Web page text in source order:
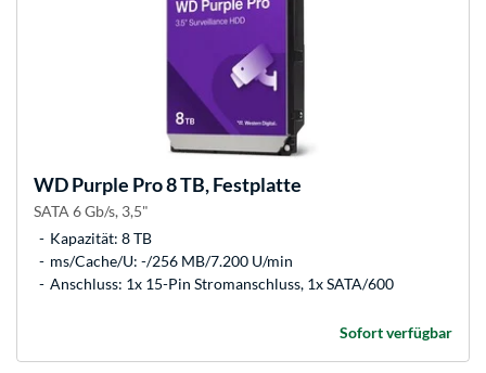
WDPurple Pro 8 TB, Festplatte
SATA 6 Gb/s, 3,5"
Kapazität: 8 TB
ms/Cache/U: -/256 MB/7.200 U/min
Anschluss: 1x 15-Pin Stromanschluss, 1x SATA/600
Sofort verfügbar